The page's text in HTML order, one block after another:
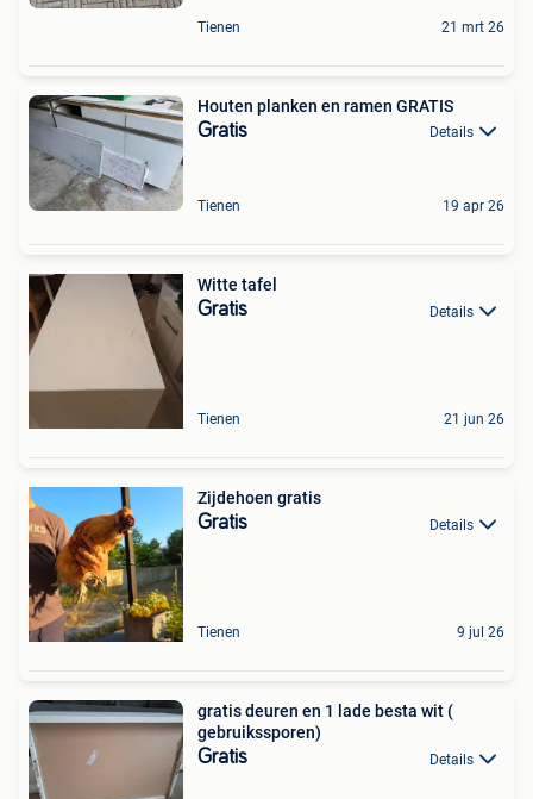
Tienen 21 mrt 26
Houten planken en ramen GRATIS
Gratis Details
Tienen 19 apr 26
Witte tafel
Gratis Details
Tienen 21 jun 26
Zijdehoen gratis
Gratis Details
Tienen 9 jul 26
gratis deuren en 1 lade besta wit (
gebruikssporen)
Gratis Details